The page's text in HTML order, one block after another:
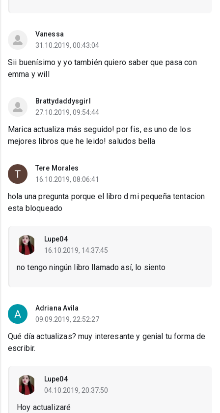
Vanessa
31.10.2019, 00:43:04
Sii buenísimo y yo también quiero saber que pasa con
emma y will
Brattydaddysgirl
27.10.2019, 09:54:44
Marica actualiza más seguido! por fis, es uno de los
mejores libros que he leido! saludos bella
Tere Morales
16.10.2019, 08:06:41
hola una pregunta porque el libro d mi pequeña tentacion
esta bloqueado
Lupe04
16.10.2019, 14:37:45
no tengo ningún libro llamado así, lo siento
Adriana Avila
09.09.2019, 22:52:27
Qué día actualizas? muy interesante y genial tu forma de
escribir.
Lupe04
04.10.2019, 20:37:50
Hoy actualizaré